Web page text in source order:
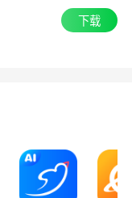
检测文章原创
下载